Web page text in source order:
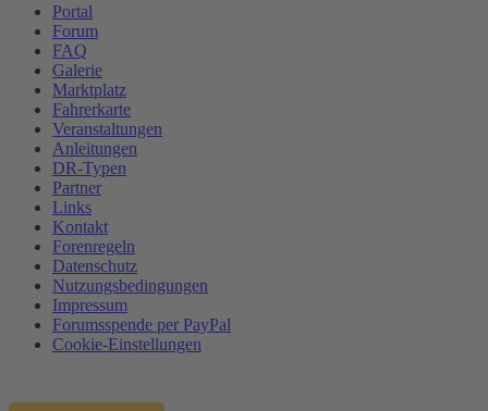
Portal
Forum
FAQ
Galerie
Marktplatz
Fahrerkarte
Veranstaltungen
Anleitungen
DR-Typen
Partner
Links
Kontakt
Forenregeln
Datenschutz
Nutzungsbedingungen
Impressum
Forumsspende per PayPal
Cookie-Einstellungen